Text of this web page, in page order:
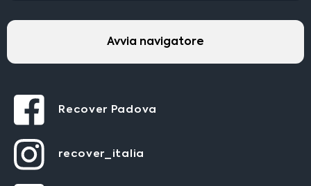
Avvia navigatore
Recover Padova
recover_italia